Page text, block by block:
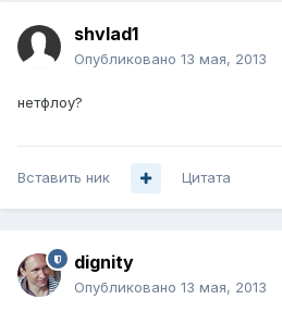
shvlad1
Опубликовано 13 мая, 2013
нетфлоу?
Вставить ник Цитата
dignity
Опубликовано 13 мая, 2013